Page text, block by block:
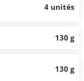
4 unités
130 g
130 g